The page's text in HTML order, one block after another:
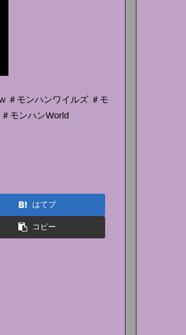
＃モンハンワイルズ ＃モ
モンハンWorld
はてブ
コピー